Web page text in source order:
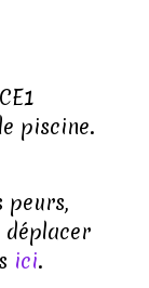
piscine.
peurs,
ici.